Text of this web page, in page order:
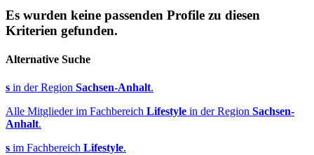
Es wurden keine passenden Profile zu diesen
Kriterien gefunden.
Alternative Suche
s in der Region Sachsen-Anhalt.
Alle Mitglieder im Fachbereich Lifestyle in der Region Sachsen-
Anhalt.
s im Fachbereich Lifestyle.